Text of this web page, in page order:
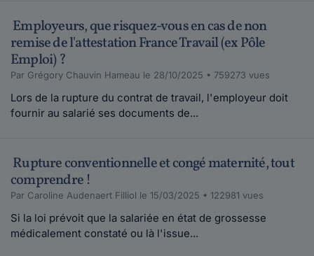
Employeurs, que risquez-vous en cas de non
remise de l'attestation France Travail (ex Pôle
Emploi) ?
Par Grégory Chauvin Hameau le 28/10/2025 • 759273 vues
Lors de la rupture du contrat de travail, l'employeur doit
fournir au salarié ses documents de...
Rupture conventionnelle et congé maternité, tout
comprendre !
Par Caroline Audenaert Filliol le 15/03/2025 • 122981 vues
Si la loi prévoit que la salariée en état de grossesse
médicalement constaté ou là l'issue...